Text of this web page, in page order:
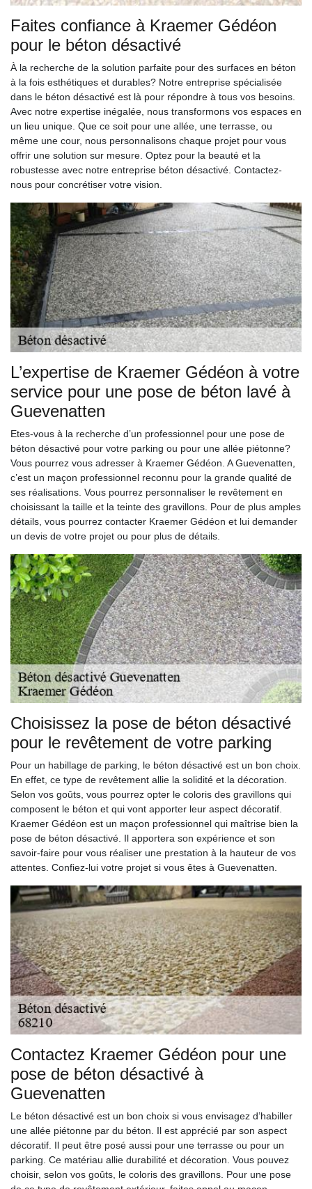
Faites confiance à Kraemer Gédéon
pour le béton désactivé
À la recherche de la solution parfaite pour des surfaces en béton
à la fois esthétiques et durables? Notre entreprise spécialisée
dans le béton désactivé est là pour répondre à tous vos besoins.
Avec notre expertise inégalée, nous transformons vos espaces en
un lieu unique. Que ce soit pour une allée, une terrasse, ou
même une cour, nous personnalisons chaque projet pour vous
offrir une solution sur mesure. Optez pour la beauté et la
robustesse avec notre entreprise béton désactivé. Contactez-
nous pour concrétiser votre vision.
L’expertise de Kraemer Gédéon à votre
service pour une pose de béton lavé à
Guevenatten
Etes-vous à la recherche d’un professionnel pour une pose de
béton désactivé pour votre parking ou pour une allée piétonne?
Vous pourrez vous adresser à Kraemer Gédéon. A Guevenatten,
c’est un maçon professionnel reconnu pour la grande qualité de
ses réalisations. Vous pourrez personnaliser le revêtement en
choisissant la taille et la teinte des gravillons. Pour de plus amples
détails, vous pourrez contacter Kraemer Gédéon et lui demander
un devis de votre projet ou pour plus de détails.
Choisissez la pose de béton désactivé
pour le revêtement de votre parking
Pour un habillage de parking, le béton désactivé est un bon choix.
En effet, ce type de revêtement allie la solidité et la décoration.
Selon vos goûts, vous pourrez opter le coloris des gravillons qui
composent le béton et qui vont apporter leur aspect décoratif.
Kraemer Gédéon est un maçon professionnel qui maîtrise bien la
pose de béton désactivé. Il apportera son expérience et son
savoir-faire pour vous réaliser une prestation à la hauteur de vos
attentes. Confiez-lui votre projet si vous êtes à Guevenatten.
Contactez Kraemer Gédéon pour une
pose de béton désactivé à
Guevenatten
Le béton désactivé est un bon choix si vous envisagez d’habiller
une allée piétonne par du béton. Il est apprécié par son aspect
décoratif. Il peut être posé aussi pour une terrasse ou pour un
parking. Ce matériau allie durabilité et décoration. Vous pouvez
choisir, selon vos goûts, le coloris des gravillons. Pour une pose